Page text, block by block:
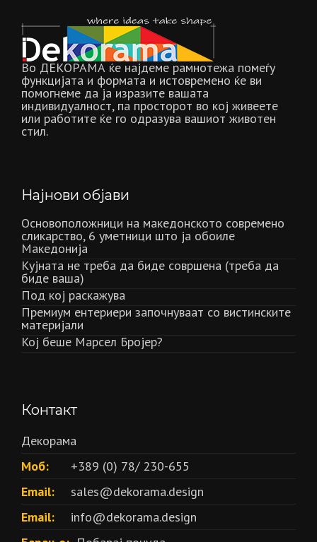
Во ДЕКОРАМА ќе најдеме рамнотежа помеѓу
функцијата и формата и истовремено ќе ви
помогнеме да ја изразите вашата
индивидуалност, па просторот во кој живеете
или работите ќе го одразува вашиот животен
стил.
Најнови објави
Основоположници на македонското современо
сликарство, 6 уметници што ја обоиле
Македонија
Кујната не треба да биде совршена (треба да
биде ваша)
Под кој раскажува
Премиум ентериери започнуваат со вистинските
материјали
Кој беше Марсел Бројер?
Контакт
Декорама
Моб:
+389 (0) 78/ 230-655
Email:
sales@dekorama.design
Email:
info@dekorama.design